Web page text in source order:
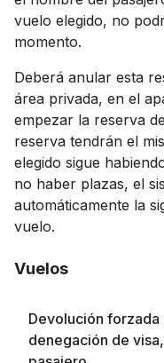
vuelo elegido, no
momento.
Deberá anular esta
área privada, en el
empezar la reserva
reserva tendrán el
elegido sigue
no haber plazas, el
automáticamente la
vuelo.
Vuelos
Devolución
denegación de